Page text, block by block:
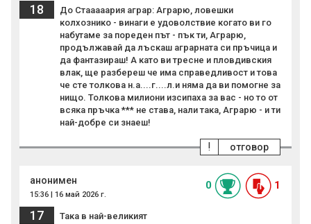
18
До Стааааария аграр: Аграрю, ловешки
колхознико - винаги е удоволствие когато ви го
набутаме за пореден път - пък ти, Аграрю,
продължавай да лъскаш аграрната си пръчица и
да фантазираш! А като ви тресне и пловдивския
влак, ще разбереш че има справедливост и това
че сте толкова н.а....г....л.и няма да ви помогне за
нищо. Толкова милиони изсипаха за вас - но то от
всяка пръчка *** не става, нали така, Аграрю - и ти
най-добре си знаеш!
отговор
!
анонимен
15:36 | 16 май 2026 г.
0 1
17 Така в най-великият